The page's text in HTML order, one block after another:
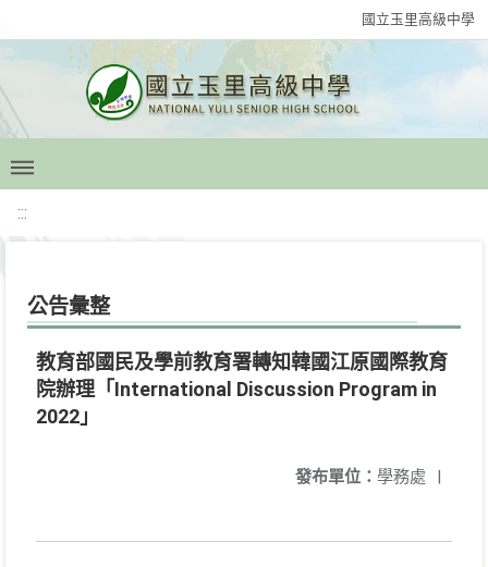
國立玉里高級中學
:::
公告彙整
教育部國民及學前教育署轉知韓國江原國際教育
院辦理「International Discussion Program in
2022」
發布單位： 學務處 |